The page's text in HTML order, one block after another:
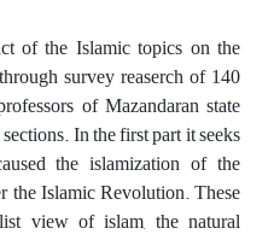
of the Islamic topics on the
survey reaserch of 140
of Mazandaran state
In the first part it seeks
the islamization of the
the Islamic Revolution. These
view of islam, the natural